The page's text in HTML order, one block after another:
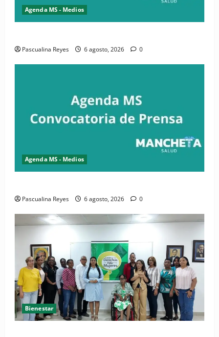
Agenda MS - Medios
Pascualina Reyes 6 agosto, 2026 0
Agenda MS - Medios
Pascualina Reyes 6 agosto, 2026 0
Bienestar